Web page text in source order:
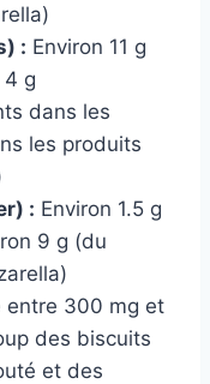
: Environ 11 g
4 g
dans les
les produits
: Environ 1.5 g
9 g (du
entre 300 mg et
des biscuits
et des